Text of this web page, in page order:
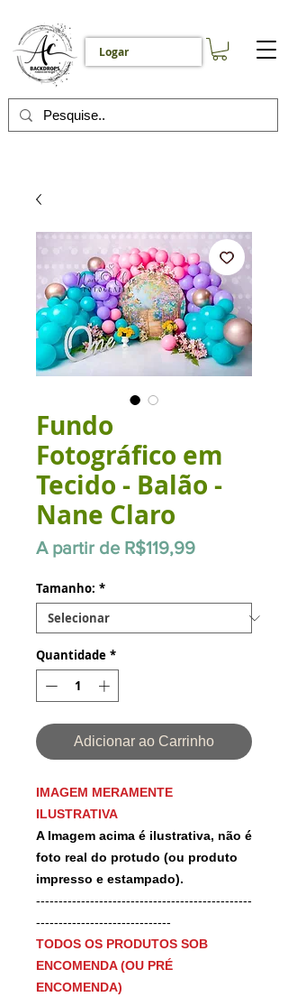
Logar
Fundo
Fotográfico em
Tecido - Balão -
Nane Claro
A partir de R$119,99Preço
Tamanho: *
Quantidade *
Adicionar ao Carrinho
IMAGEM MERAMENTE
ILUSTRATIVA
A Imagem acima é ilustrativa, não é
foto real do protudo (ou produto
impresso e estampado).
------------------------------------------------
------------------------------
TODOS OS PRODUTOS SOB
ENCOMENDA (OU PRÉ
ENCOMENDA)